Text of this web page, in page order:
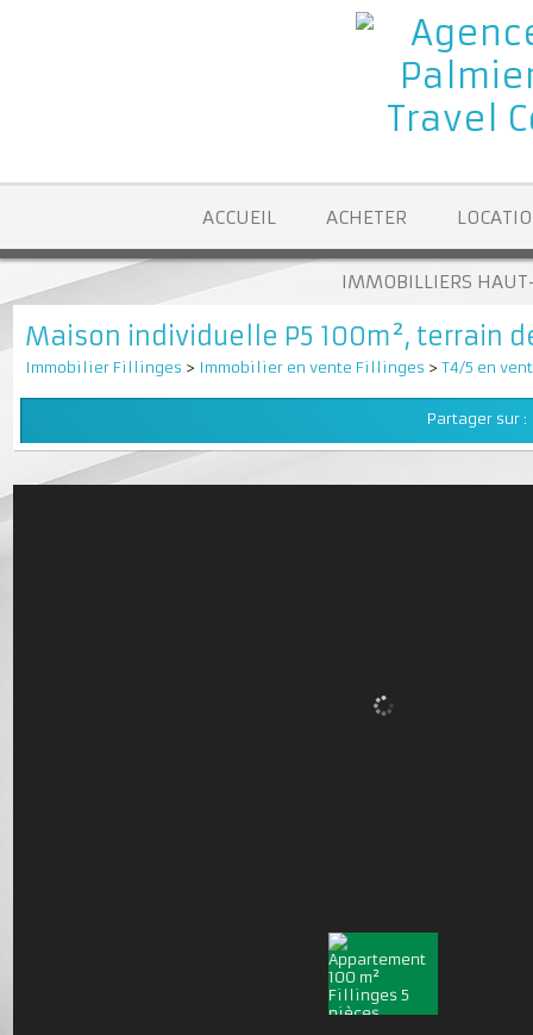
ACCUEIL ACHETER
IMMOBILLIERS
Maison individuelle P5 100m²,